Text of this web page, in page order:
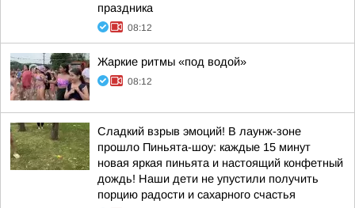
праздника
08:12
Жаркие ритмы «под водой»
08:12
Сладкий взрыв эмоций! В лаунж-зоне
прошло Пиньята-шоу: каждые 15 минут
новая яркая пиньята и настоящий конфетный
дождь! Наши дети не упустили получить
порцию радости и сахарного счастья